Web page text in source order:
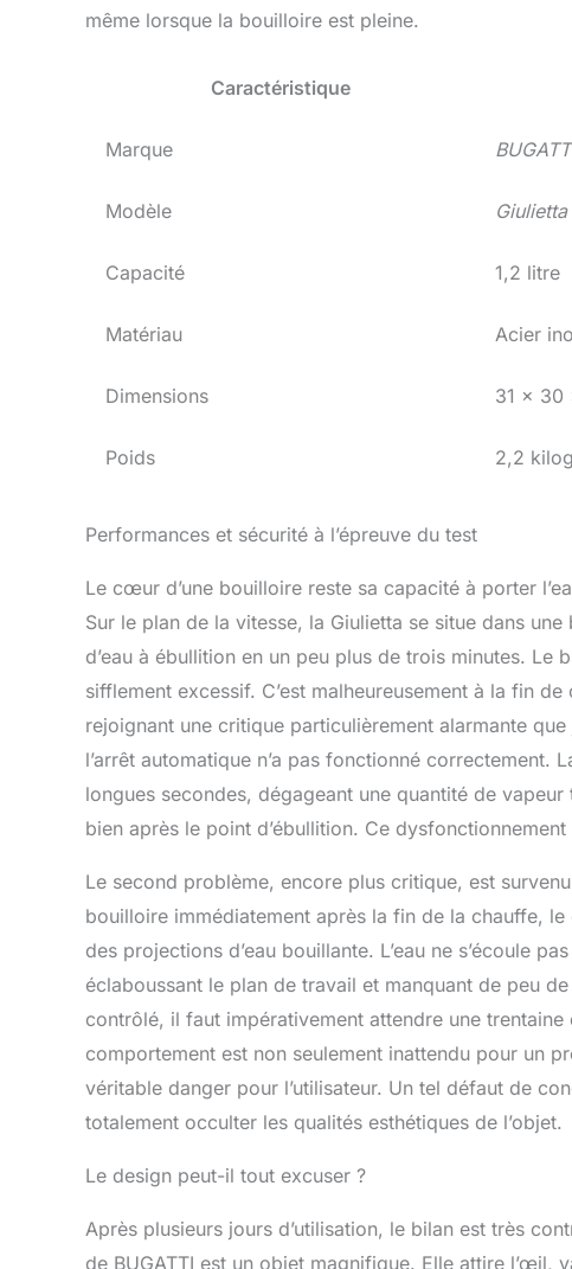
même lorsque la bouilloire est pleine.
Caractéristique
Marque
Modèle Giulietta
Capacité 1,2 litre
Matériau Acier
Dimensions 31 x 30
Poids 2,2
Performances et sécurité à l’épreuve du test
Le cœur d’une bouilloire reste sa capacité à porter
Sur le plan de la vitesse, la Giulietta se situe dans
d’eau à ébullition en un peu plus de trois minutes. Le
sifflement excessif. C’est malheureusement à la fin
rejoignant une critique particulièrement alarmante
l’arrêt automatique n’a pas fonctionné
longues secondes, dégageant une quantité de
bien après le point d’ébullition. Ce
Le second problème, encore plus critique, est
bouilloire immédiatement après la fin de la chauffe,
des projections d’eau bouillante. L’eau ne s’écoule
éclaboussant le plan de travail et manquant de peu
contrôlé, il faut impérativement attendre une trentaine
comportement est non seulement inattendu pour un
véritable danger pour l’utilisateur. Un tel défaut de
totalement occulter les qualités esthétiques de l’objet.
Le design peut-il tout excuser ?
Après plusieurs jours d’utilisation, le bilan est très
de BUGATTI est un objet magnifique. Elle attire l’œil,